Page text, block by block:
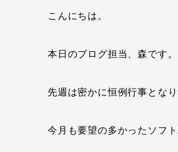
こんにちは。
本日のブログ担当、森です。
先週は密かに恒例行事とな
今月も要望の多かったソフト